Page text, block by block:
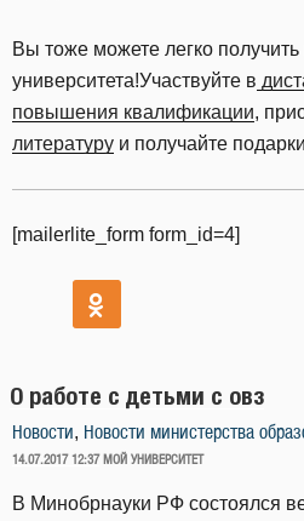
Вы тоже можете легко
университета!Участвуйте в
повышения квалификации,
литературу и получайте
[mailerlite_form form_id=4]
О работе с детьми с овз
Новости, Новости министерства
ОПУБЛИКОВАНО
14.07.2017 12:37 МОЙ УНИВЕРСИТЕТ
В Минобрнауки РФ состоялся